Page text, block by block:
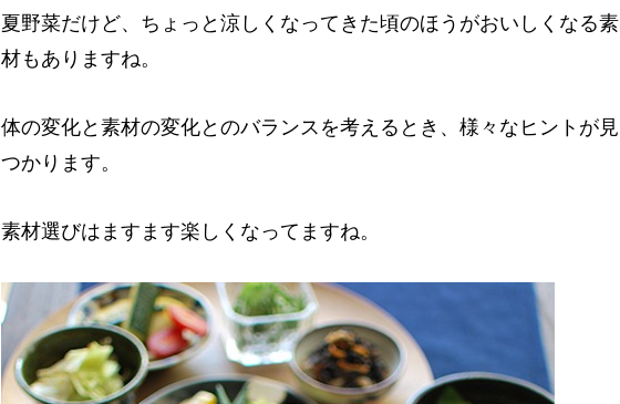
夏野菜だけど、ちょっと涼しくなってきた頃のほうがおいしくなる素
材もありますね。
体の変化と素材の変化とのバランスを考えるとき、様々なヒントが見
つかります。
素材選びはますます楽しくなってますね。